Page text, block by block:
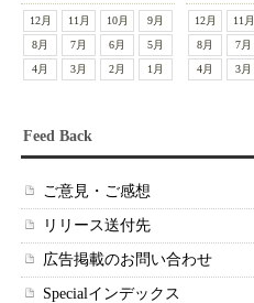
12月 11月 10月
9月
8月
7月 6月
5月
4月
3月 2月 1月
12月 11月
8月
7月
4月
3月
Feed Back
ご意見・ご感想
リリース送付先
広告掲載のお問い合わせ
Specialインデックス